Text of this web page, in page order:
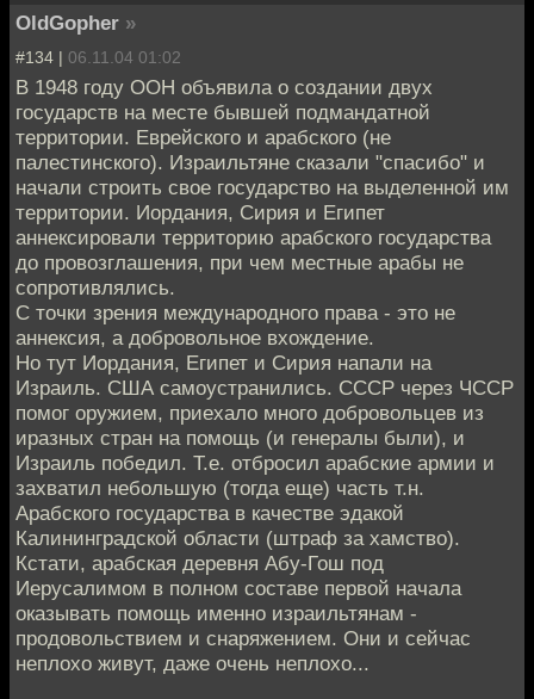
OldGopher »
#134 | 06.11.04 01:02
В 1948 году ООН объявила о создании двух
государств на месте бывшей подмандатной
территории. Еврейского и арабского (не
палестинского). Израильтяне сказали "спасибо" и
начали строить свое государство на выделенной им
территории. Иордания, Сирия и Египет
аннексировали территорию арабского государства
до провозглашения, при чем местные арабы не
сопротивлялись.
С точки зрения международного права - это не
аннексия, а добровольное вхождение.
Но тут Иордания, Египет и Сирия напали на
Израиль. США самоустранились. СССР через ЧССР
помог оружием, приехало много добровольцев из
иразных стран на помощь (и генералы были), и
Израиль победил. Т.е. отбросил арабские армии и
захватил небольшую (тогда еще) часть т.н.
Арабского государства в качестве эдакой
Калининградской области (штраф за хамство).
Кстати, арабская деревня Абу-Гош под
Иерусалимом в полном составе первой начала
оказывать помощь именно израильтянам -
продовольствием и снаряжением. Они и сейчас
неплохо живут, даже очень неплохо...